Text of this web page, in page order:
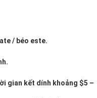
/ béo este.
gian kết dính khoảng $5 –